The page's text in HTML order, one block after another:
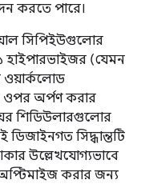
করতে পারে।
সিপিইউগুলোর
হাইপারভাইজর (যেমন
ওয়ার্কলোড
ওপর অর্পণ করার
শিডিউলারগুলোর
সিদ্ধান্তটি
উল্লেখযোগ্যভাবে
করার জন্য